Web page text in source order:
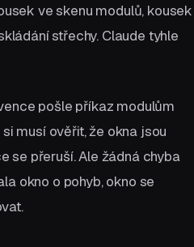
ve skenu modulů, kousek
střechy. Claude tyhle
pošle příkaz modulům
musí ověřit, že okna jsou
se přeruší. Ale žádná chyba
okno o pohyb, okno se